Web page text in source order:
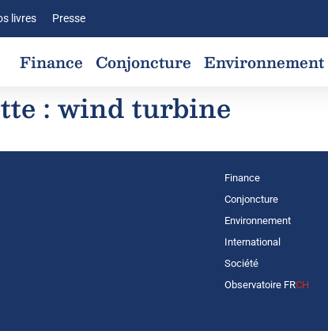
livres Presse
Finance Conjoncture Environnement
: wind turbine
Finance
Conjoncture
Environnement
International
Société
Observatoire FRCH